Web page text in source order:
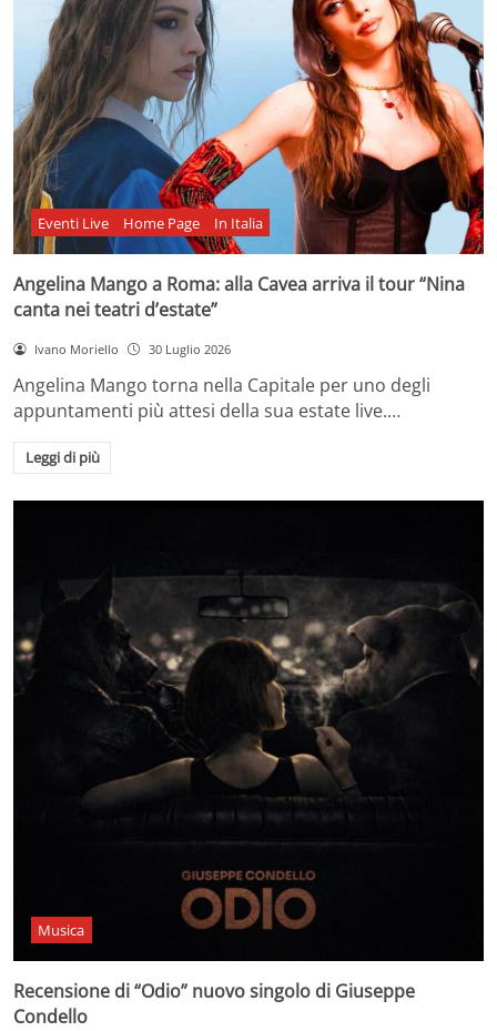
Eventi Live Home Page In Italia
Angelina Mango a Roma: alla Cavea arriva il tour “Nina
canta nei teatri d’estate”
Ivano Moriello 30 Luglio 2026
Angelina Mango torna nella Capitale per uno degli
appuntamenti più attesi della sua estate live.…
Leggi di più
Musica
Recensione di “Odio” nuovo singolo di Giuseppe
Condello